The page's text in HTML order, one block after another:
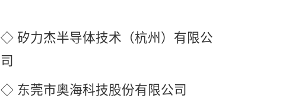
◇ 矽力杰半导体技术（杭州）有限公
司
◇ 东莞市奥海科技股份有限公司